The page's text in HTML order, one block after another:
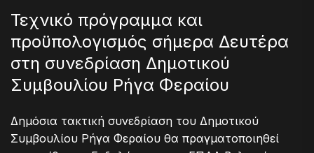
Τεχνικό πρόγραμμα και
προϋπολογισμός σήμερα Δευτέρα
στη συνεδρίαση Δημοτικού
Συμβουλίου Ρήγα Φεραίου
Δημόσια τακτική συνεδρίαση του Δημοτικού
Συμβουλίου Ρήγα Φεραίου θα πραγματοποιηθεί